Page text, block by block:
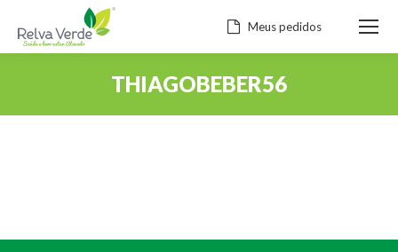
Meus pedidos
THIAGOBEBER56